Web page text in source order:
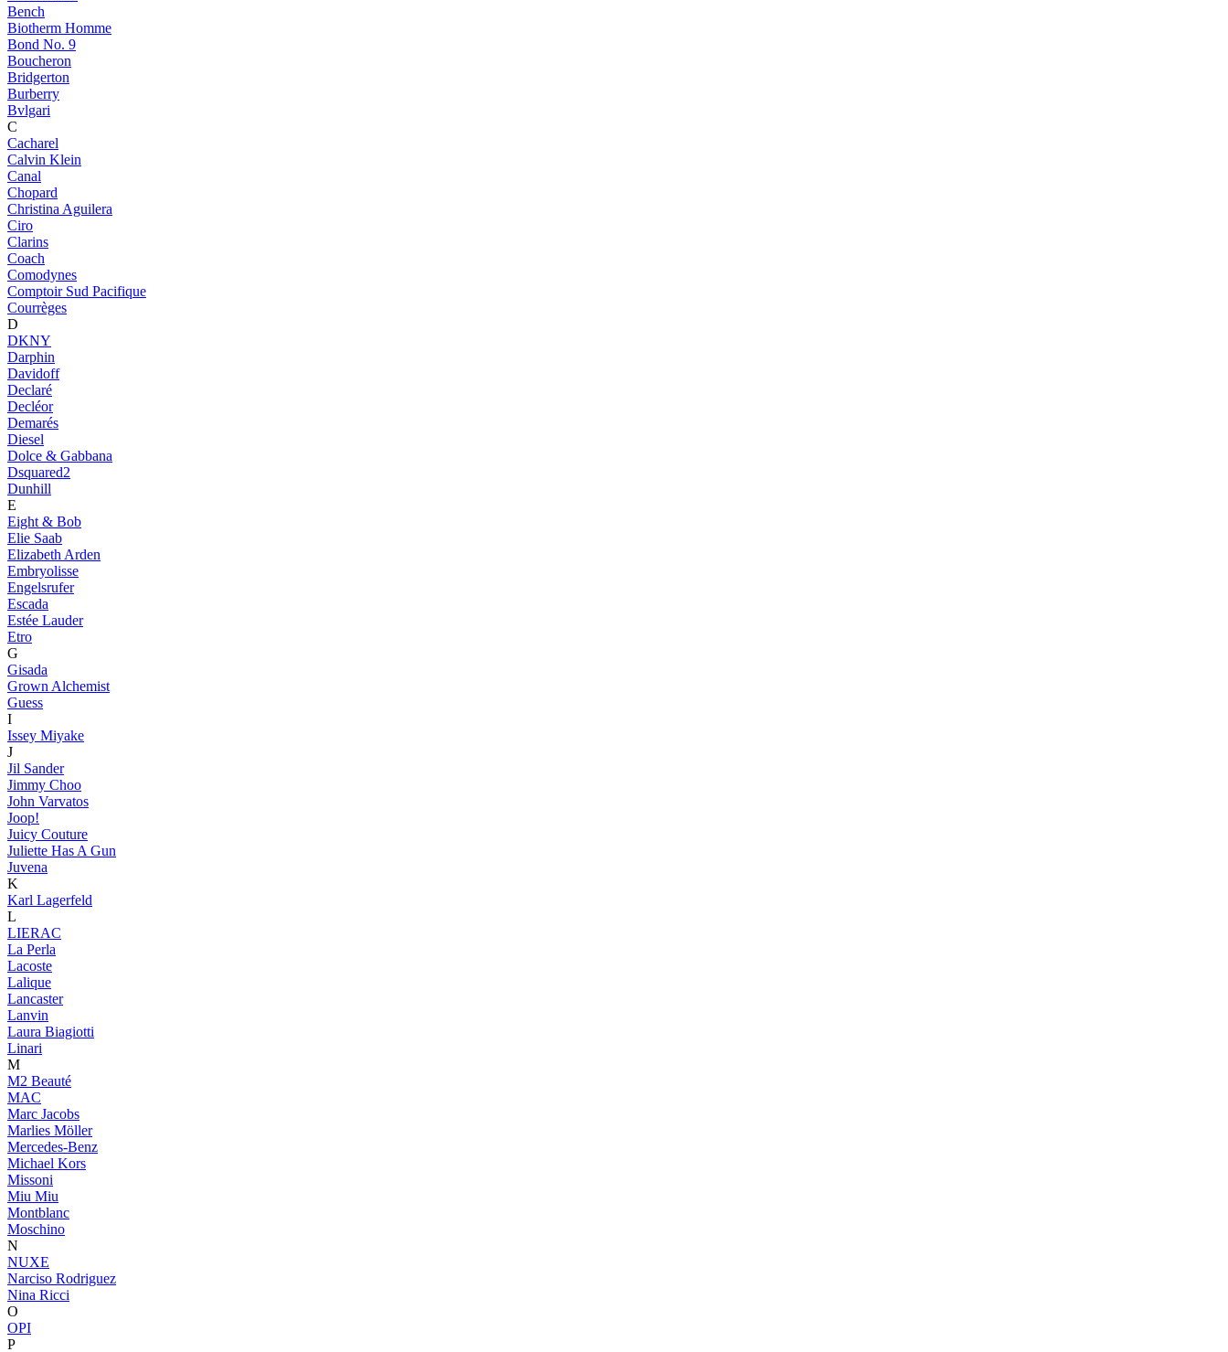
Bench
Biotherm Homme
Bond No. 9
Boucheron
Bridgerton
Burberry
Bvlgari
C
Cacharel
Calvin Klein
Canal
Chopard
Christina Aguilera
Ciro
Clarins
Coach
Comodynes
Comptoir Sud Pacifique
Courrèges
D
DKNY
Darphin
Davidoff
Declaré
Decléor
Demarés
Diesel
Dolce & Gabbana
Dsquared2
Dunhill
E
Eight & Bob
Elie Saab
Elizabeth Arden
Embryolisse
Engelsrufer
Escada
Estée Lauder
Etro
G
Gisada
Grown Alchemist
Guess
I
Issey Miyake
J
Jil Sander
Jimmy Choo
John Varvatos
Joop!
Juicy Couture
Juliette Has A Gun
Juvena
K
Karl Lagerfeld
L
LIERAC
La Perla
Lacoste
Lalique
Lancaster
Lanvin
Laura Biagiotti
Linari
M
M2 Beauté
MAC
Marc Jacobs
Marlies Möller
Mercedes-Benz
Michael Kors
Missoni
Miu Miu
Montblanc
Moschino
N
NUXE
Narciso Rodriguez
Nina Ricci
O
OPI
P